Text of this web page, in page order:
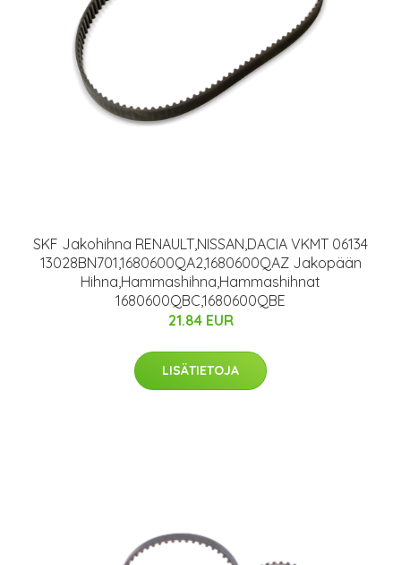
SKF Jakohihna RENAULT,NISSAN,DACIA VKMT 06134
13028BN701,1680600QA2,1680600QAZ Jakopään
Hihna,Hammashihna,Hammashihnat
1680600QBC,1680600QBE
21.84 EUR
LISÄTIETOJA